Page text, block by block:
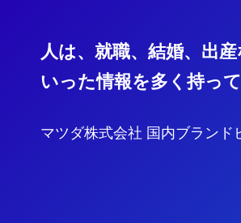
人は、就職、結婚、出
いった情報を多く持っ
マツダ株式会社 国内ブラン